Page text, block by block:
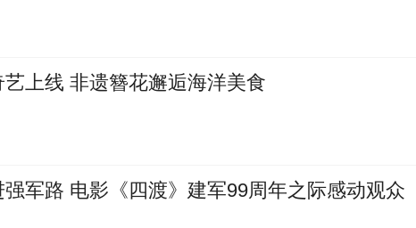
艺上线 非遗簪花邂逅海洋美食
军路 电影《四渡》建军99周年之际感动观众